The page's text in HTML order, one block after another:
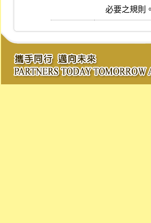
    必要之規則。